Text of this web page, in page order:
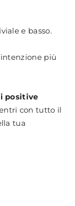
e basso.
più
positive
con tutto il
tua